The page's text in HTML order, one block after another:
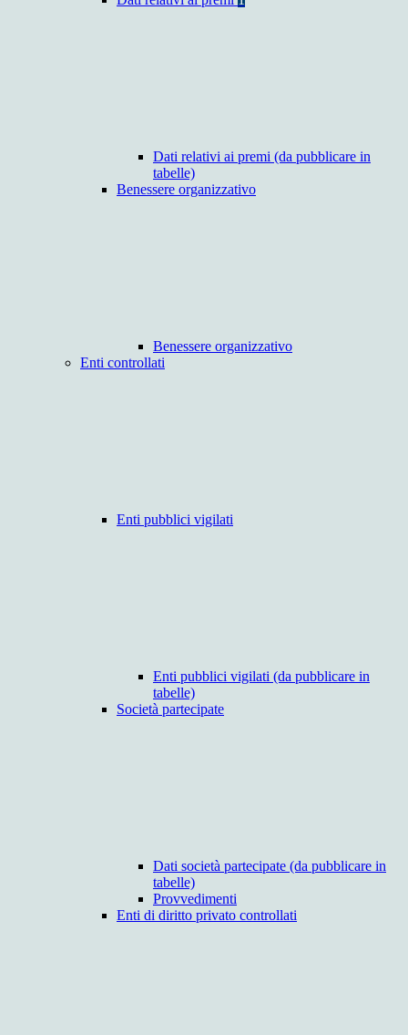
Dati relativi ai premi (da pubblicare in
tabelle)
Benessere organizzativo
Benessere organizzativo
Enti controllati
Enti pubblici vigilati
Enti pubblici vigilati (da pubblicare in
tabelle)
Società partecipate
Dati società partecipate (da pubblicare in
tabelle)
Provvedimenti
Enti di diritto privato controllati